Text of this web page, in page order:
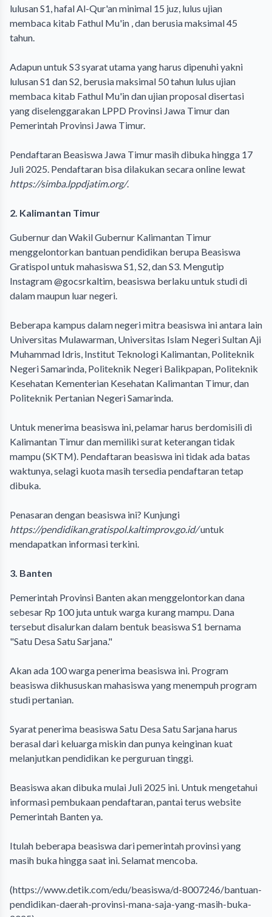
lulusan S1, hafal Al-Qur'an minimal 15 juz, lulus ujian
membaca kitab Fathul Mu'in , dan berusia maksimal 45
tahun.
Adapun untuk S3 syarat utama yang harus dipenuhi yakni
lulusan S1 dan S2, berusia maksimal 50 tahun lulus ujian
membaca kitab Fathul Mu'in dan ujian proposal disertasi
yang diselenggarakan LPPD Provinsi Jawa Timur dan
Pemerintah Provinsi Jawa Timur.
Pendaftaran Beasiswa Jawa Timur masih dibuka hingga 17
Juli 2025. Pendaftaran bisa dilakukan secara online lewat
https://simba.lppdjatim.org/.
2. Kalimantan Timur
Gubernur dan Wakil Gubernur Kalimantan Timur
menggelontorkan bantuan pendidikan berupa Beasiswa
Gratispol untuk mahasiswa S1, S2, dan S3. Mengutip
Instagram @gocsrkaltim, beasiswa berlaku untuk studi di
dalam maupun luar negeri.
Beberapa kampus dalam negeri mitra beasiswa ini antara lain
Universitas Mulawarman, Universitas Islam Negeri Sultan Aji
Muhammad Idris, Institut Teknologi Kalimantan, Politeknik
Negeri Samarinda, Politeknik Negeri Balikpapan, Politeknik
Kesehatan Kementerian Kesehatan Kalimantan Timur, dan
Politeknik Pertanian Negeri Samarinda.
Untuk menerima beasiswa ini, pelamar harus berdomisili di
Kalimantan Timur dan memiliki surat keterangan tidak
mampu (SKTM). Pendaftaran beasiswa ini tidak ada batas
waktunya, selagi kuota masih tersedia pendaftaran tetap
dibuka.
Penasaran dengan beasiswa ini? Kunjungi
https://pendidikan.gratispol.kaltimprov.go.id/untuk
mendapatkan informasi terkini.
3. Banten
Pemerintah Provinsi Banten akan menggelontorkan dana
sebesar Rp 100 juta untuk warga kurang mampu. Dana
tersebut disalurkan dalam bentuk beasiswa S1 bernama
"Satu Desa Satu Sarjana."
Akan ada 100 warga penerima beasiswa ini. Program
beasiswa dikhususkan mahasiswa yang menempuh program
studi pertanian.
Syarat penerima beasiswa Satu Desa Satu Sarjana harus
berasal dari keluarga miskin dan punya keinginan kuat
melanjutkan pendidikan ke perguruan tinggi.
Beasiswa akan dibuka mulai Juli 2025 ini. Untuk mengetahui
informasi pembukaan pendaftaran, pantai terus website
Pemerintah Banten ya.
Itulah beberapa beasiswa dari pemerintah provinsi yang
masih buka hingga saat ini. Selamat mencoba.
(https://www.detik.com/edu/beasiswa/d-8007246/bantuan-
pendidikan-daerah-provinsi-mana-saja-yang-masih-buka-